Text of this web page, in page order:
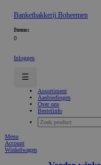
Banketbakkerij Boheemen
Items:
0
Inloggen
☰
Assortiment
Aanbiedingen
Over ons
Bestelinfo
Menu
Account
Winkelwagen